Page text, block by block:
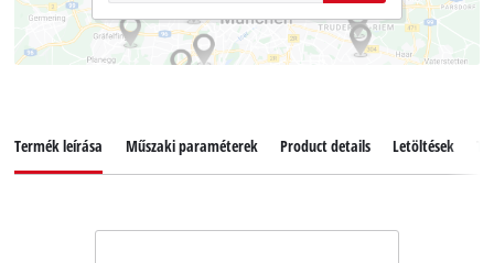
Termék leírása Műszaki paraméterek Product details Letöltések